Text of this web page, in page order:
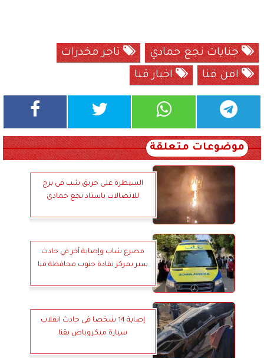
جنايات نجع حمادي
تاجر مخدرات
امن قنا
اخبار قنا
موضوعات متعلقة
السيطرة على حريق شب فى برج
للاتصالات باستاد نجع حمادى
مصرع شاب وإصابة آخر في حادث
سير بمركز نقادة جنوب محافظة قنا
إصابة 14 شخصا فى حادث انقلاب
سيارة ميكروباص بقنا